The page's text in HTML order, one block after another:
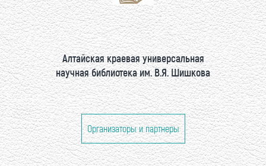
Алтайская краевая универсальная
научная библиотека им. В.Я. Шишкова
Организаторы и партнеры